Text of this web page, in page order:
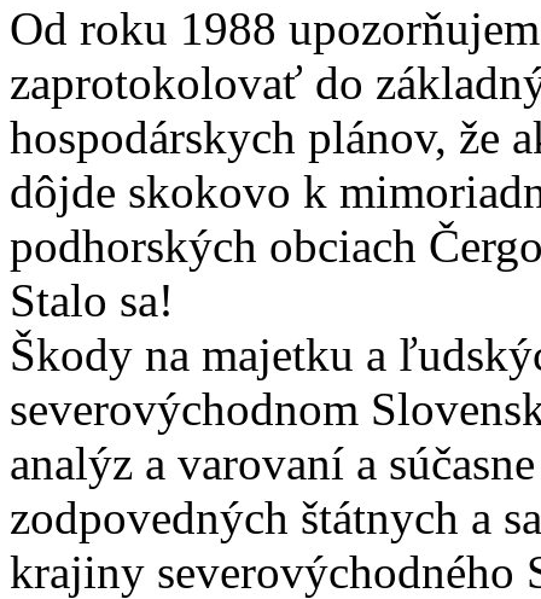
Od roku 1988
zaprotokolovať do
hospodárskych plánov, že
dôjde skokovo k
podhorských obciach
Stalo sa!
Škody na majetku a
severovýchodnom
analýz a varovaní a
zodpovedných štátnych a
krajiny severovýchodného